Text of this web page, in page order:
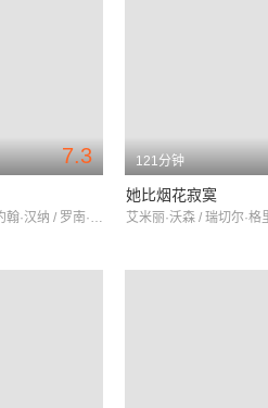
7.3
詹妮·西格芙 / 约翰·汉纳 / 罗南·基汀
121分钟
她比烟花寂寞